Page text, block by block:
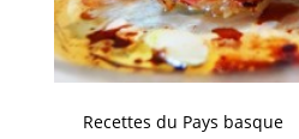
Recettes du Pays basque